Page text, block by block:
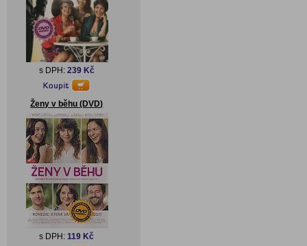
s DPH: 239 Kč
Ženy v běhu (DVD)
s DPH:119 Kč